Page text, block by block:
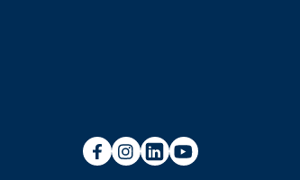
Voorlichting scholen